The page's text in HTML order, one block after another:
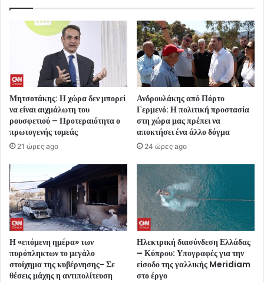
Μητσοτάκης: Η χώρα δεν μπορεί
να είναι αιχμάλωτη του
ρουσφετιού – Προτεραιότητα ο
πρωτογενής τομεάς
21 ώρες ago
Ανδρουλάκης από Πόρτο
Γερμενό: Η πολιτική προστασία
στη χώρα μας πρέπει να
αποκτήσει ένα άλλο δόγμα
24 ώρες ago
Η «επόμενη ημέρα» των
πυρόπληκτων το μεγάλο
στοίχημα της κυβέρνησης- Σε
θέσεις μάχης η αντιπολίτευση
Ηλεκτρική διασύνδεση Ελλάδας
– Κύπρου: Υπογραφές για την
είσοδο της γαλλικής Meridiam
στο έργο